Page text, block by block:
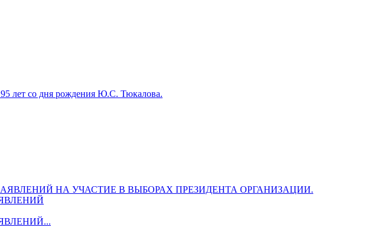
лет со дня рождения Ю.С. Тюкалова.